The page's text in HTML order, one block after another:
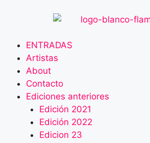
ENTRADAS
Artistas
About
Contacto
Ediciones anteriores
Edición 2021
Edición 2022
Edicion 23